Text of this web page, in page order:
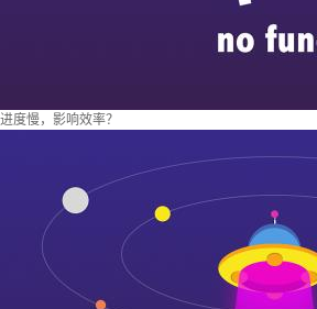
进度慢，影响效率？